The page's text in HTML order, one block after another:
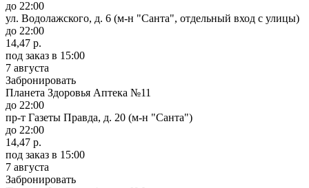
до 22:00
ул. Водолажского, д. 6 (м-н "Санта", отдельный вход с улицы)
до 22:00
14,47 р.
под заказ в 15:00
7 августа
Забронировать
Планета Здоровья Аптека №11
до 22:00
пр-т Газеты Правда, д. 20 (м-н "Санта")
до 22:00
14,47 р.
под заказ в 15:00
7 августа
Забронировать